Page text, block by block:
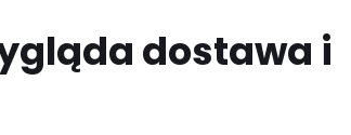
dostawa i